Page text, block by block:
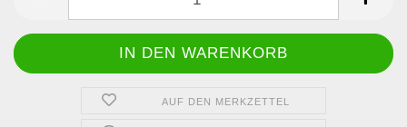
AUF DEN MERKZETTEL